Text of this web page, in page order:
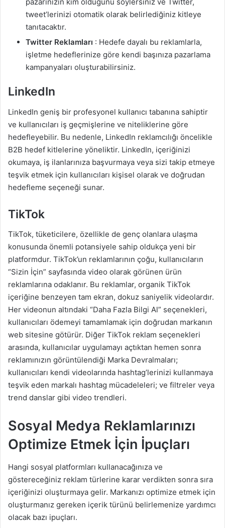
tweet’lerinizi otomatik olarak belirlediğiniz kitleye
tanıtacaktır.
Twitter Reklamları : Hedefe dayalı bu reklamlarla,
işletme hedeflerinize göre kendi başınıza pazarlama
kampanyaları oluşturabilirsiniz.
LinkedIn
LinkedIn geniş bir profesyonel kullanıcı tabanına sahiptir
ve kullanıcıları iş geçmişlerine ve niteliklerine göre
hedefleyebilir. Bu nedenle, LinkedIn reklamcılığı öncelikle
B2B hedef kitlelerine yöneliktir. LinkedIn, içeriğinizi
okumaya, iş ilanlarınıza başvurmaya veya sizi takip etmeye
teşvik etmek için kullanıcıları kişisel olarak ve doğrudan
hedefleme seçeneği sunar.
TikTok
TikTok, tüketicilere, özellikle de genç olanlara ulaşma
konusunda önemli potansiyele sahip oldukça yeni bir
platformdur. TikTok’un reklamlarının çoğu, kullanıcıların
“Sizin İçin” sayfasında video olarak görünen ürün
reklamlarına odaklanır. Bu reklamlar, organik TikTok
içeriğine benzeyen tam ekran, dokuz saniyelik videolardır.
Her videonun altındaki “Daha Fazla Bilgi Al” seçenekleri,
kullanıcıları ödemeyi tamamlamak için doğrudan markanın
web sitesine götürür. Diğer TikTok reklam seçenekleri
arasında, kullanıcılar uygulamayı açtıktan hemen sonra
reklamınızın görüntülendiği Marka Devralmaları;
kullanıcıları kendi videolarında hashtag’lerinizi kullanmaya
teşvik eden markalı hashtag mücadeleleri; ve filtreler veya
trend danslar gibi video trendleri.
Sosyal Medya Reklamlarınızı
Optimize Etmek İçin İpuçları
Hangi sosyal platformları kullanacağınıza ve
göstereceğiniz reklam türlerine karar verdikten sonra sıra
içeriğinizi oluşturmaya gelir. Markanızı optimize etmek için
oluşturmanız gereken içerik türünü belirlemenize yardımcı
olacak bazı ipuçları.